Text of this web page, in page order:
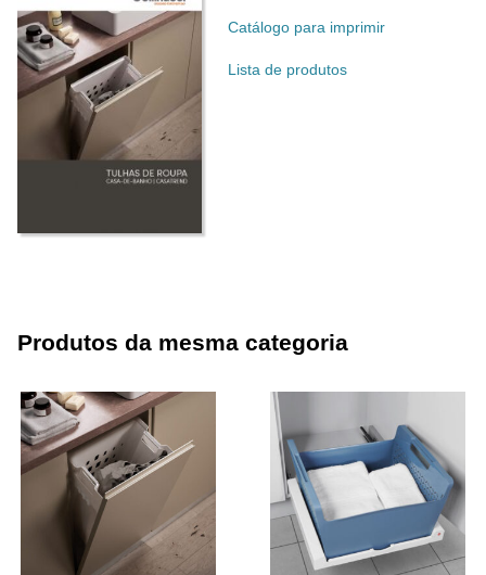
Catálogo para imprimir
Lista de produtos
Produtos da mesma categoria